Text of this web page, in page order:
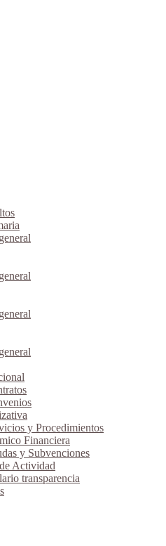
y Procedimientos
Financiera
y Subvenciones
Actividad
transparencia